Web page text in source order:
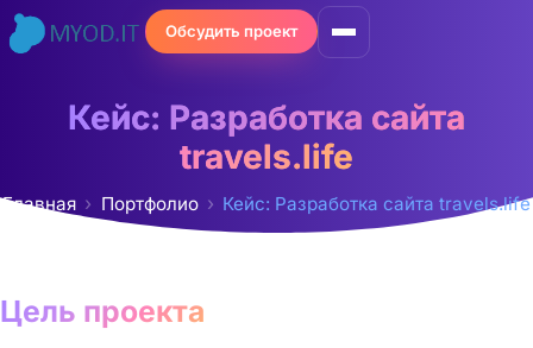
Перейти
к
Обсудить проект
Кейс: Разработка сайта
travels.life
Главная Портфолио Кейс: Разработка сайта travels.life
Цель проекта